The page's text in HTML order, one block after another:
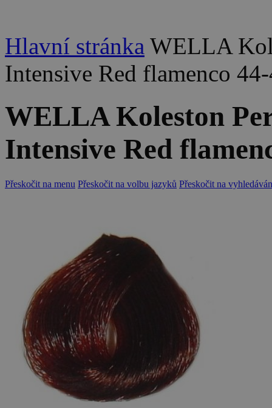
Hlavní stránka WELLA
Intensive Red flamenco
WELLA Koleston
Intensive Red
Přeskočit na menu Přeskočit na volbu jazyků Přeskočit na